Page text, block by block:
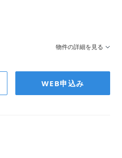
物件の詳細を見る
WEB申込み